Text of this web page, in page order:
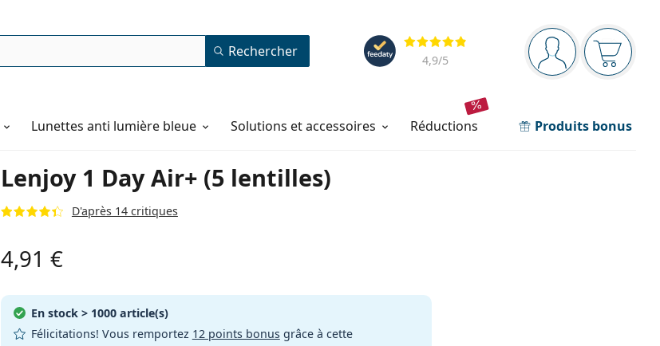
Barre de navigation
Vous êtesVotre
Évaluation
4,9/5
Rechercher
Lunettes anti lumière bleue Solutions et accessoires réductions Produits bonus
Lenjoy 1 Day Air+ (5 lentilles)
D'après 14 critiques
4,91 €
En stock > 1000 article(s)
Félicitations! Vous remportez 12 points bonusgrâce à cette